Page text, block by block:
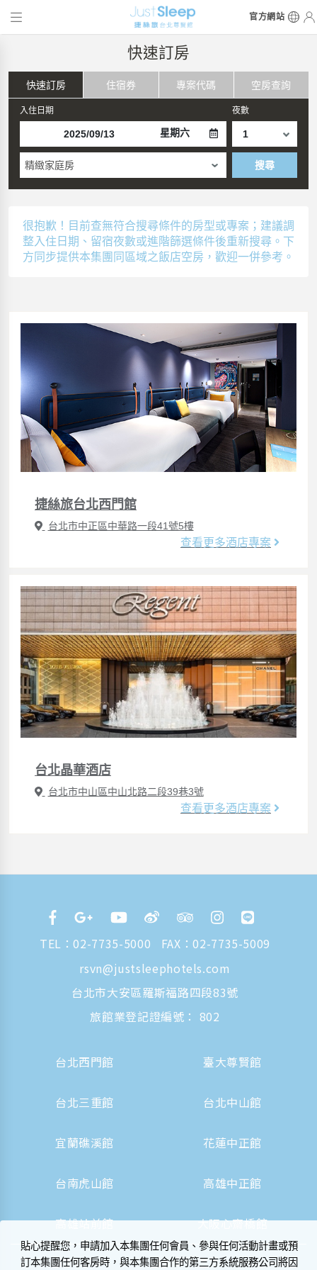
官方網站
快速訂房
快速訂房 住宿券 專案代碼 空房查詢
入住日期
星期六
夜數
精緻家庭房 搜尋
很抱歉！目前查無符合搜尋條件的房型或專案；建議調
整入住日期、留宿夜數或進階篩選條件後重新搜尋。下
方同步提供本集團同區域之飯店空房，歡迎一併參考。
捷絲旅台北西門館
台北市中正區中華路一段41號5樓
查看更多酒店專案
台北晶華酒店
台北市中山區中山北路二段39巷3號
查看更多酒店專案
TEL：02-7735-5000
FAX：02-7735-5009
rsvn@justsleephotels.com
台北市大安區羅斯福路四段83號
旅館業登記證編號： 802
台北西門館 臺大尊賢館
台北三重館 台北中山館
宜蘭礁溪館 花蓮中正館
台南虎山館 高雄中正館
高雄站前館 大阪心齋橋館
貼心提醒您，申請加入本集團任何會員、參與任何活動計畫或預
訂本集團任何客房時，與本集團合作的第三方系統服務公司將因